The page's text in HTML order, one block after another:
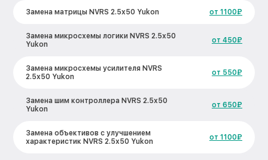
Замена матрицы NVRS 2.5x50 Yukon от 1100₽
Замена микросхемы логики NVRS 2.5x50
Yukon
от 450₽
Замена микросхемы усилителя NVRS
2.5x50 Yukon
от 550₽
Замена шим контроллера NVRS 2.5x50
Yukon
от 650₽
Замена объективов с улучшением
характеристик NVRS 2.5x50 Yukon
от 1100₽